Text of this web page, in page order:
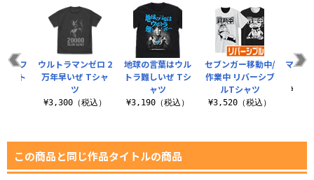
地球の言葉はウル
トラ難しいぜ Tシ
ャツ
¥3,190（税込）
セブンガー移動中/
作業中 リバーシブ
ルTシャツ
¥3,520（税込）
マフテ
隊 フ
ルト
ウルトラマンゼロ 2
万年早いぜ Tシャ
ツ
¥3,300（税込）
この商品と同じ作品タイトルの商品